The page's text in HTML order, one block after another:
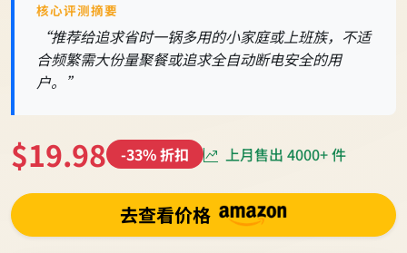
核心评测摘要
“推荐给追求省时一锅多用的小家庭或上班族，不适
合频繁需大份量聚餐或追求全自动断电安全的用
户。”
$19.98 -33% 折扣 上月售出 4000+ 件
去查看价格